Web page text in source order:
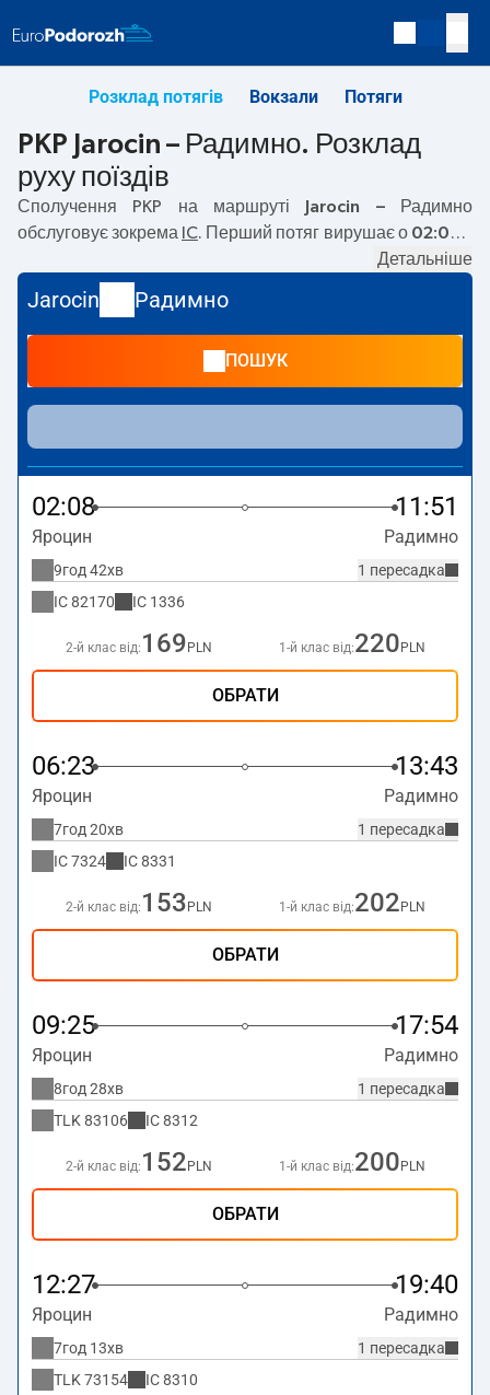
Розклад потягів Вокзали Потяги
PKP Jarocin – Радимно. Розклад
руху поїздів
Сполучення PKP на маршруті
Jarocin – Радимно
обслуговує зокрема IC . Перший потяг вирушає о 02:08з
о 13:21. На маршруті
інші потяги:
TLK— пропонують нижчу ціну квитка і
зазвичай довший час подорожі. Потяг завершує
маршрут на станції Радимно.
Детальніше
Jarocin Радимно
ПОШУК
02:08 11:51
Яроцин Радимно
1 пересадка
9год 42хв
IC82170 IC 1336
2-й клас від: 169 PLN 1-й клас від:220 PLN
ОБРАТИ
06:23 13:43
Яроцин Радимно
1 пересадка
7год 20хв
IC7324 IC8331
2-й клас від: 153 PLN 1-й клас від:202 PLN
ОБРАТИ
09:25 17:54
Яроцин Радимно
1 пересадка
8год 28хв
TLK 83106 IC8312
2-й клас від: 152 PLN 1-й клас від:200 PLN
ОБРАТИ
12:27 19:40
Яроцин Радимно
1 пересадка
7год 13хв
TLK 73154 IC8310